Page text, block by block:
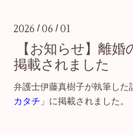
2026 / 06 / 01
【お知らせ】離
掲載されました
弁護士伊藤真樹子が執筆し
カタチ 」に掲載されました。